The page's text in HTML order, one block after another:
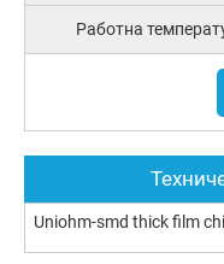
Работна
Uniohm-smd thick film